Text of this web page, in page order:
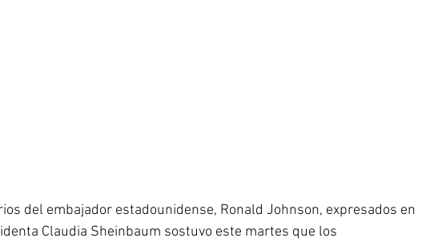
del embajador estadounidense, Ronald Johnson, expresados en
Claudia Sheinbaum sostuvo este martes que los